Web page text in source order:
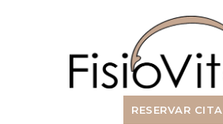
RESERVAR CITA